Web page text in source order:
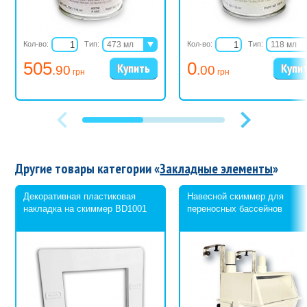
505.90 грн
Кол-во: Тип:
473 мл
946 мл
0.00 грн
Кол-во: Тип:
118 мл
237 мл
473 мл
946 мл
Другие товары категории «Закладные элементы»
Декоративная пластиковая
накладка на скиммер BD1001
Навесной скиммер для
переносных бассейнов